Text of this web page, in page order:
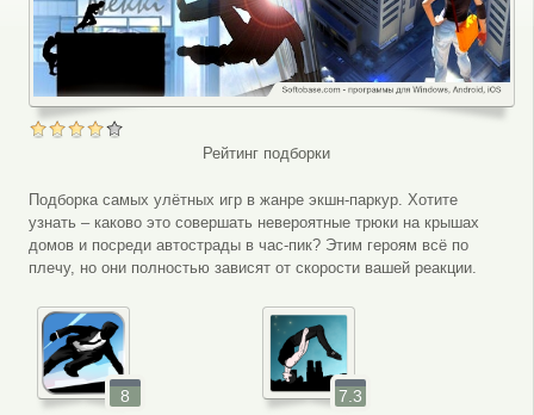
Рейтинг подборки
Подборка самых улётных игр в жанре экшн-паркур. Хотите
узнать – каково это совершать невероятные трюки на крышах
домов и посреди автострады в час-пик? Этим героям всё по
плечу, но они полностью зависят от скорости вашей реакции.
8
7.3